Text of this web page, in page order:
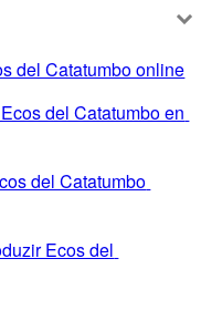
del Catatumbo online
del Catatumbo en
del Catatumbo
Ecos del